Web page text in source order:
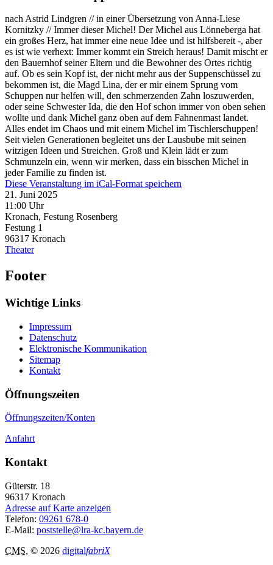
nach Astrid Lindgren // in einer Übersetzung von Anna-Liese
Kornitzky // Immer dieser Michel! Der Michel aus Lönneberga hat
ein großes Herz, hat immer eine neue Idee und ist hilfsbereit -, aber
es ist wie verhext: Immer kommt ein Streich heraus! Damit mischt er
den Bauernhof seiner Eltern und die Bewohner des Ortes richtig
auf. Ob es sein Kopf ist, der nicht mehr aus der Suppenschüssel zu
bekommen ist, die Magd Lina, der er mir einem Sprung vom
Schuppen nur helfen will, den schmerzenden Zahn loszuwerden,
oder seine Schwester Ida, die den Hof schon immer von oben sehen
wollte und dank Michel ganz oben auf dem Fahnenmast landet.
Alles endet im Chaos und mit einem Michel im Tischlerschuppen!
Seit vielen Generationen begleitet uns der Lausbube mit seinen
witzigen Ideen und Streichen. Groß und Klein lädt er zum
Schmunzeln ein, wenn wir merken, dass ein bisschen Michel in
jeder Familie zu finden ist.
Diese Veranstaltung im iCal-Format speichern
21. Juni 2025
11:00 Uhr
Kronach, Festung Rosenberg
Festung 1
96317 Kronach
Theater
Footer
Wichtige Links
Impressum
Datenschutz
Elektronische Kommunikation
Sitemap
Kontakt
Öffnungszeiten
Öffnungszeiten/Konten
Anfahrt
Kontakt
Güterstr. 18
96317 Kronach
Adresse auf Karte anzeigen
Telefon: 09261 678-0
E-Mail: poststelle@lra-kc.bayern.de
CMS, © 2026 digitalfabriX